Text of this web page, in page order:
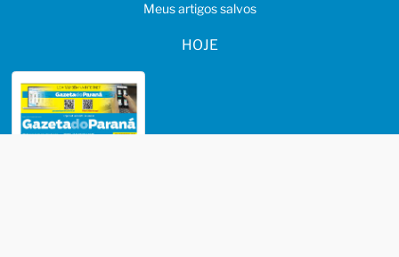
Meus artigos salvos
HOJE